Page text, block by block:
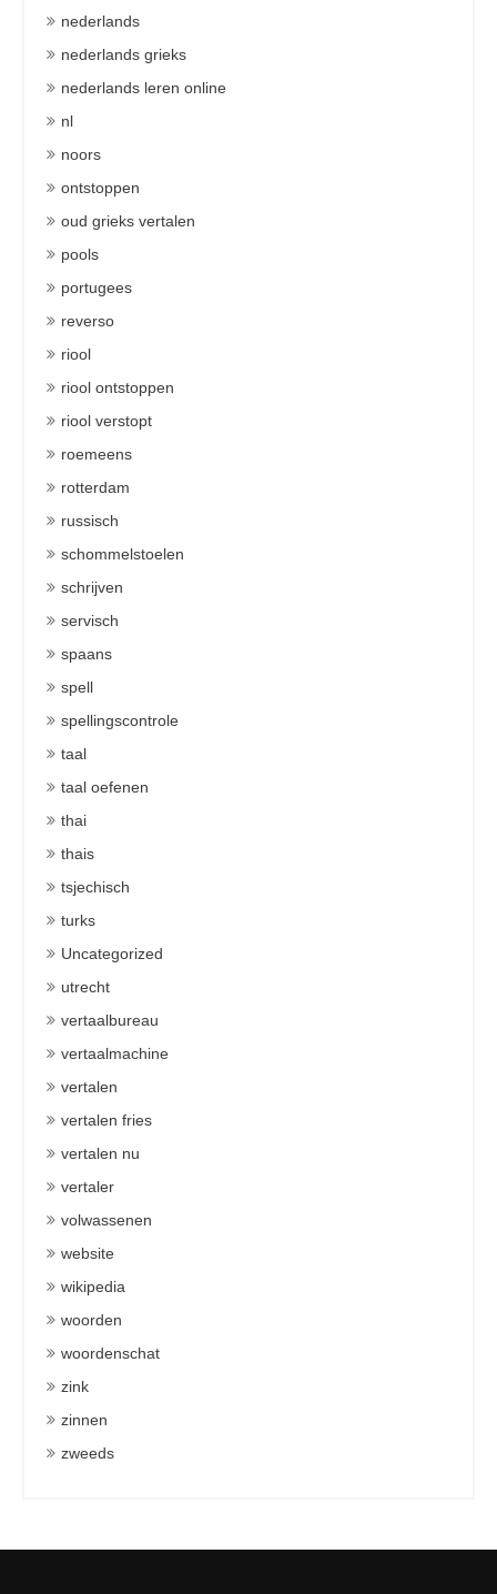
nederlands
nederlands grieks
nederlands leren online
nl
noors
ontstoppen
oud grieks vertalen
pools
portugees
reverso
riool
riool ontstoppen
riool verstopt
roemeens
rotterdam
russisch
schommelstoelen
schrijven
servisch
spaans
spell
spellingscontrole
taal
taal oefenen
thai
thais
tsjechisch
turks
Uncategorized
utrecht
vertaalbureau
vertaalmachine
vertalen
vertalen fries
vertalen nu
vertaler
volwassenen
website
wikipedia
woorden
woordenschat
zink
zinnen
zweeds